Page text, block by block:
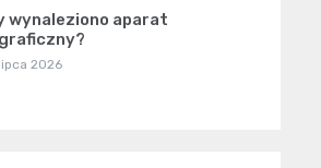
wynaleziono aparat
2026